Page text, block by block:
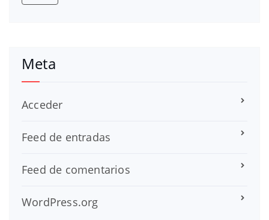
Meta
Acceder
Feed de entradas
Feed de comentarios
WordPress.org